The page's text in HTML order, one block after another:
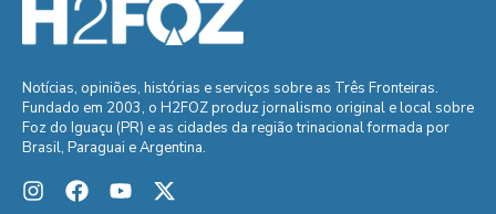
Notícias, opiniões, histórias e serviços sobre as Três Fronteiras.
Fundado em 2003, o H2FOZ produz jornalismo original e local sobre
Foz do Iguaçu (PR) e as cidades da região trinacional formada por
Brasil, Paraguai e Argentina.